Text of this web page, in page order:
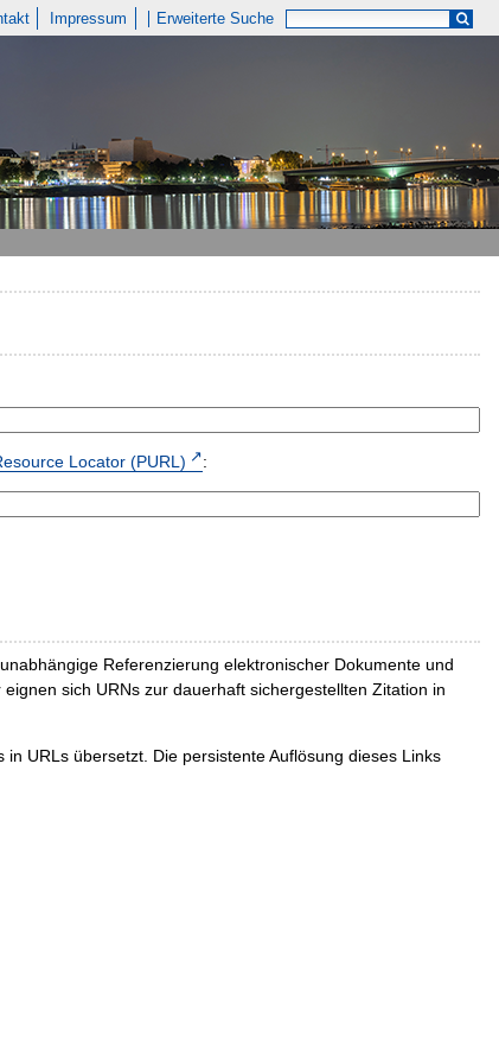
Impressum Erweiterte Suche
Locator (PURL) :
Referenzierung elektronischer Dokumente und
sich URNs zur dauerhaft sichergestellten Zitation in
URLs übersetzt. Die persistente Auflösung dieses Links